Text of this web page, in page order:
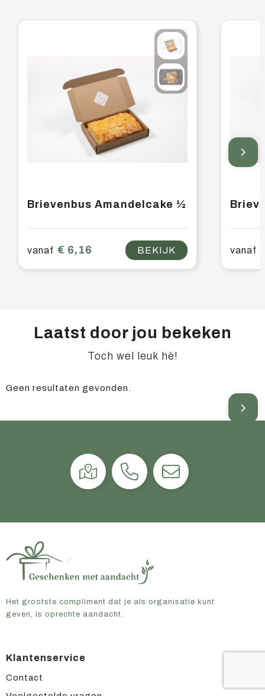
Brievenbus Amandelcake ½
vanaf € 6,16 BEKIJK vanaf
Laatst door jou bekeken
Toch wel leuk hè!
Geen resultaten gevonden.
Het grootste compliment dat je als organisatie kunt
geven, is oprechte aandacht.
Klantenservice
Contact